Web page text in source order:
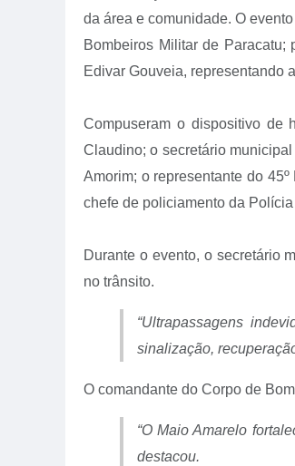
da área e comunidade. O
Bombeiros Militar de Paracatu;
Edivar Gouveia, representando
Compuseram o dispositivo de
Claudino; o secretário
Amorim; o representante do
chefe de policiamento da
Durante o evento, o secretário
no trânsito.
“Ultrapassagens
sinalização,
O comandante do Corpo de
“O Maio Amarelo
destacou.